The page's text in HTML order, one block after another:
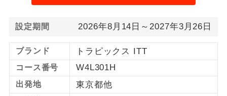
設定期間 2026年8月14日～2027年3月26日
ブランド トラピックス ITT
コース番号 W4L301H
出発地 東京都他
ご夫婦限定
ご夫婦限定でご参加いただけるコースで
す。
女性限定
女性限定でご参加いただけるコースで
す。